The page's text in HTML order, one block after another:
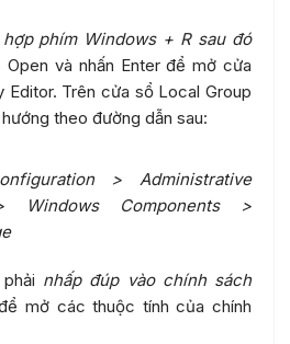
phím Windows + R sau đó
và nhấn Enter để mở cửa
Editor. Trên cửa sổ Local Group
theo đường dẫn sau:
> Administrative
Windows Components >
nhấp đúp vào chính sách
mở các thuộc tính của chính